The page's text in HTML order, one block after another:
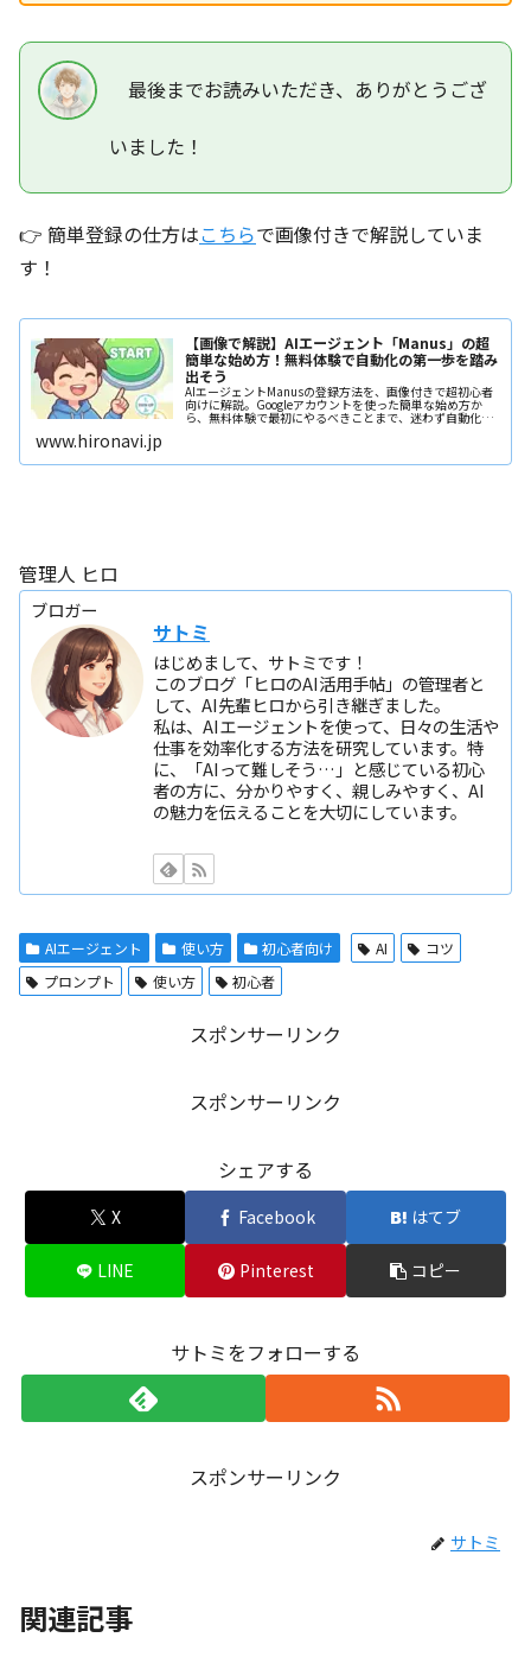
最後までお読みいただき、ありがとうござ
いました！
👉 簡単登録の仕方はこちらで画像付きで解説していま
す！
【画像で解説】AIエージェント「Manus」の超
簡単な始め方！無料体験で自動化の第一歩を踏み
出そう
AIエージェントManusの登録方法を、画像付きで超初心者
向けに解説。Googleアカウントを使った簡単な始め方か
ら、無料体験で最初にやるべきことまで、迷わず自動化の
第一歩を踏み出せます。
www.hironavi.jp
管理人 ヒロ
ブロガー
サトミ
はじめまして、サトミです！
このブログ「ヒロのAI活用手帖」の管理者と
して、AI先輩ヒロから引き継ぎました。
私は、AIエージェントを使って、日々の生活や
仕事を効率化する方法を研究しています。特
に、「AIって難しそう…」と感じている初心
者の方に、分かりやすく、親しみやすく、AI
の魅力を伝えることを大切にしています。
AIエージェント 使い方 初心者向け AI
コツ
プロンプト
使い方 初心者
スポンサーリンク
スポンサーリンク
シェアする
X Facebook はてブ
LINE Pinterest コピー
サトミをフォローする
スポンサーリンク
サトミ
関連記事